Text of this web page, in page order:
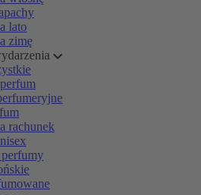
lato
zimę
rachunek
perfumy